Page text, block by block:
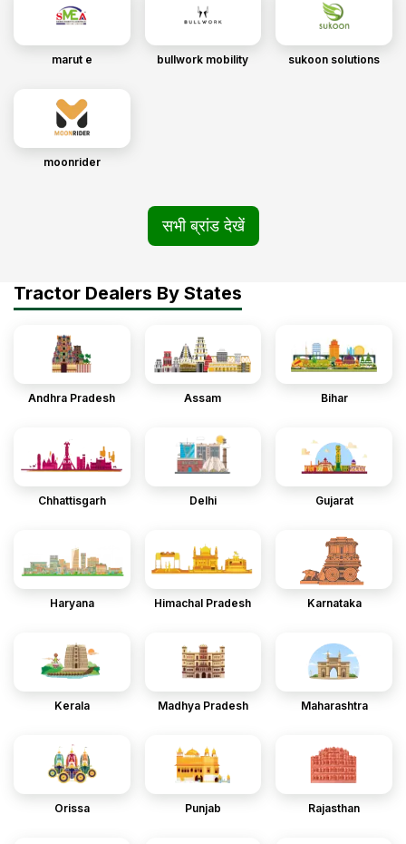
marut e bullwork mobility sukoon solutions
moonrider
सभी ब्रांड देखें
Tractor Dealers By States
Andhra Pradesh Assam Bihar
Chhattisgarh Delhi Gujarat
Haryana Himachal Pradesh Karnataka
Kerala Madhya Pradesh Maharashtra
Orissa Punjab Rajasthan